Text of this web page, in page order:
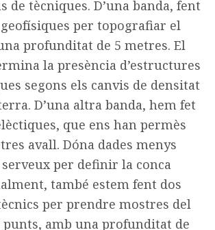
de tècniques. D’una banda, fent
per topografiar el
profunditat de 5 metres. El
la presència d’estructures
segons els canvis de densitat
D’una altra banda, hem fet
que ens han permès
avall. Dóna dades menys
per definir la conca
també estem fent dos
per prendre mostres del
punts, amb una profunditat de